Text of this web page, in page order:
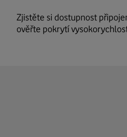
Zjistěte si dostupnost
ověřte pokrytí